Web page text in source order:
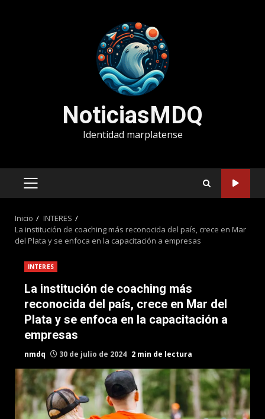
NoticiasMDQ
Identidad marplatense
MENÚ
Inicio
INTERES
La institución de coaching más reconocida del país, crece en Mar
del Plata y se enfoca en la capacitación a empresas
INTERES
La institución de coaching más
reconocida del país, crece en Mar del
Plata y se enfoca en la capacitación a
empresas
nmdq 30 de julio de 2024 2 min de lectura